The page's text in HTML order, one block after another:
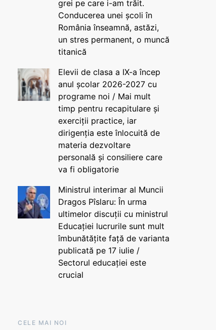
grei pe care i-am trăit.
Conducerea unei școli în
România înseamnă, astăzi,
un stres permanent, o muncă
titanică
Elevii de clasa a IX-a încep
anul școlar 2026-2027 cu
programe noi / Mai mult
timp pentru recapitulare și
exerciții practice, iar
dirigenția este înlocuită de
materia dezvoltare
personală și consiliere care
va fi obligatorie
Ministrul interimar al Muncii
Dragos Pîslaru: În urma
ultimelor discuții cu ministrul
Educației lucrurile sunt mult
îmbunătățite față de varianta
publicată pe 17 iulie /
Sectorul educației este
crucial
CELE MAI NOI